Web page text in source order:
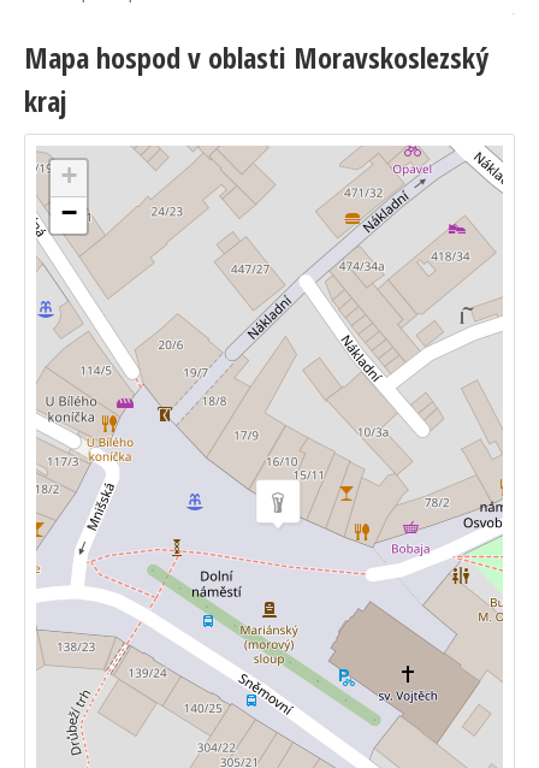
Mapa hospod v oblasti Moravskoslezský
kraj
+
−